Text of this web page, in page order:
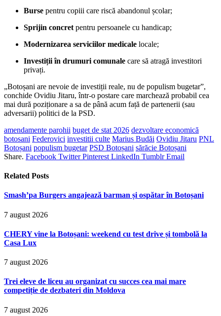
Burse pentru copiii care riscă abandonul școlar;
Sprijin concret pentru persoanele cu handicap;
Modernizarea serviciilor medicale locale;
Investiții în drumuri comunale care să atragă investitori
privați.
„Botoșani are nevoie de investiții reale, nu de populism bugetar”,
conchide Ovidiu Jitaru, într-o postare care marchează probabil cea
mai dură poziționare a sa de până acum față de partenerii (sau
adversarii) politici de la PSD.
amendamente parohii buget de stat 2026 dezvoltare economică
botosani Federovici investitii culte Marius Budăi Ovidiu Jitaru PNL
Botoșani populism bugetar PSD Botoșani sărăcie Botoșani
Share. Facebook Twitter Pinterest LinkedIn Tumblr Email
Related Posts
Smash’pa Burgers angajează barman și ospătar în Botoșani
7 august 2026
CHERY vine la Botoșani: weekend cu test drive și tombolă la
Casa Lux
7 august 2026
Trei eleve de liceu au organizat cu succes cea mai mare
competiție de dezbateri din Moldova
7 august 2026